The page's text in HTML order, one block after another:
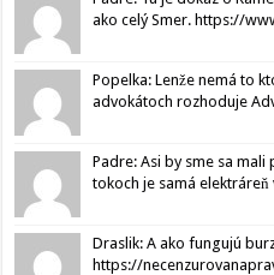
ako celý Smer. https://
Popelka: Lenže nemá to
advokátoch rozhoduje
Padre: Asi by sme sa mali
tokoch je samá elektráreň
Draslik: A ako fungujú
https://